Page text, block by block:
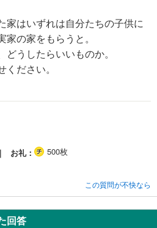
家はいずれは自分たちの子供に
の家をもらうと。
うしたらいいものか。
ださい。
お礼
500枚
この質問が不快なら
回答